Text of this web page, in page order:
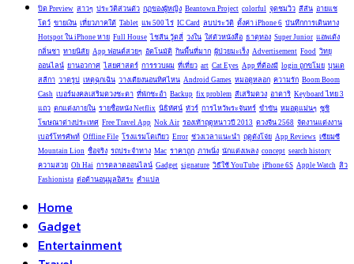
ปิด Preview สาวๆ ประวัติส่วนตัว กฏของผู้หญิง Beantown Project colorful จุดชมวิว สีสัน อายแช
โดว์ ขายเงิน เที่ยวภาคใต้ Tablet แพ 500 ไร่ IC Card ลบประวัติ ตั้งค่า iPhone 6 บันทึกการเดินทาง
Hotspot ใน iPhone หาย Full House ไชลีน วู้ดลี่ วงใน ใส่ตัวหนังสือ ธาตุทอง Super Junior แอพเด้ง
กลิ่นชา ทายนิสัย App ฟอนต์สวยๆ อัตโนมัติ กินพื้นที่มาก ผู้ป่วยมะเร็ง Advertisement Food วิทยุ
ออนไลน์ ยานอวกาศ ไสยศาสตร์ การรวบผม ที่เที่ยว art Cat Eyes App ที่ต้องมี login ถูกขโมย บุนเด
สลีกา วาดรูป เหตุฉุกเฉิน วางเตียงนอนทิศไหน Android Games หมอดูหลอก ความรัก Boom Boom
Cash เบอร์มงคลเสริมดวงชะตา ที่พักชะอำ Backup fix problem สีเสริมดวง อาตาริ Keyboard ไทย 3
แถว ตกแต่งภายใน รายชื่อหนัง Netflix นิธิทัศน์ ทัวร์ การไหว้พระจันทร์ ขำขัน หมอดูแม่นๆ ซูชิ
โฆษณาต่างประเทศ Free Travel App Nok Air รองเท้าฤดูหนาวปี 2013 ดวงจีน 2568 จัดงานแต่งงาน
เบอร์โทรศัพท์ Offline File โรงแรมโตเกียว Error ช่วงเวลาแนะนำ ฤดูตังโจ่ย App Reviews เซียมซี
Mountain Lion ชื่อจริง รถประจำทาง Mac ราคาถูก ภาพนิ่ง นักแต่งเพลง concept search history
ความสวย Oh Hai การตลาดออนไลน์ Gadget signature วิธีใช้ YouTube iPhone 6S Apple Watch สิว
Fashionista ต่อต้านอนุมูลอิสระ คำแปล
Home
Gadget
Entertainment